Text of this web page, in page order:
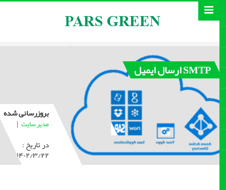
SMTP ارسال ایمیل
بروزرسانی شده
مدیر سایت |
در تاریخ :
۱۴۰۲/۳/۲۲